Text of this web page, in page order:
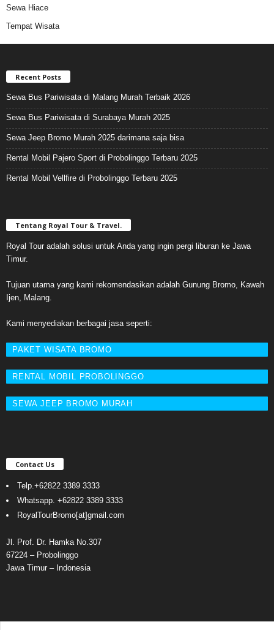
Sewa Hiace
Tempat Wisata
Recent Posts
Sewa Bus Pariwisata di Malang Murah Terbaik 2026
Sewa Bus Pariwisata di Surabaya Murah 2025
Sewa Jeep Bromo Murah 2025 darimana saja bisa
Rental Mobil Pajero Sport di Probolinggo Terbaru 2025
Rental Mobil Vellfire di Probolinggo Terbaru 2025
Tentang Royal Tour & Travel.
Royal Tour adalah solusi untuk Anda yang ingin pergi liburan ke Jawa
Timur.
Tujuan utama yang kami rekomendasikan adalah Gunung Bromo, Kawah
Ijen, Malang.
Kami menyediakan berbagai jasa seperti:
PAKET WISATA BROMO
RENTAL MOBIL PROBOLINGGO
SEWA JEEP BROMO MURAH
Contact Us
Telp. +62822 3389 3333
Whatsapp. +62822 3389 3333
RoyalTourBromo[at]gmail.com
Jl. Prof. Dr. Hamka No.307
67224 – Probolinggo
Jawa Timur – Indonesia